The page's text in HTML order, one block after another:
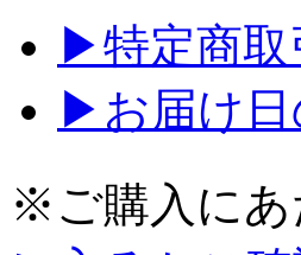
▶特定商取
▶お届け日
※ご購入にあ